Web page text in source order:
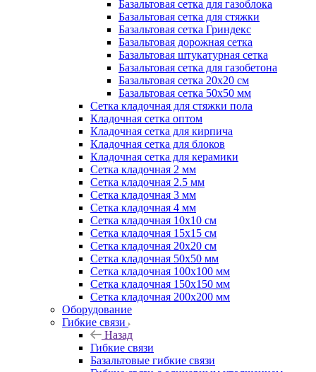
Базальтовая сетка для газоблока
Базальтовая сетка для стяжки
Базальтовая сетка Гриндекс
Базальтовая дорожная сетка
Базальтовая штукатурная сетка
Базальтовая сетка для газобетона
Базальтовая сетка 20x20 см
Базальтовая сетка 50x50 мм
Сетка кладочная для стяжки пола
Кладочная сетка оптом
Кладочная сетка для кирпича
Кладочная сетка для блоков
Кладочная сетка для керамики
Сетка кладочная 2 мм
Сетка кладочная 2.5 мм
Сетка кладочная 3 мм
Сетка кладочная 4 мм
Сетка кладочная 10x10 см
Сетка кладочная 15x15 см
Сетка кладочная 20x20 см
Сетка кладочная 50x50 мм
Сетка кладочная 100x100 мм
Сетка кладочная 150x150 мм
Сетка кладочная 200x200 мм
Оборудование
Гибкие связи
Назад
Гибкие связи
Базальтовые гибкие связи